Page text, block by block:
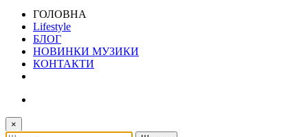
ГОЛОВНА
Lifestyle
БЛОГ
НОВИНКИ МУЗИКИ
КОНТАКТИ
×